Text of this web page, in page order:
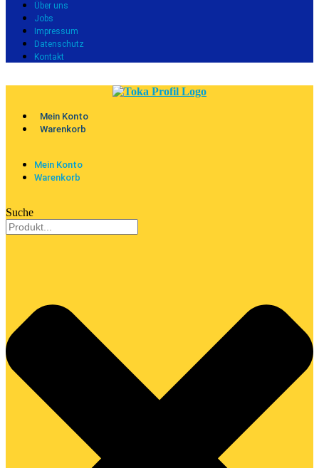
Über uns
Jobs
Impressum
Datenschutz
Kontakt
Mein Konto
Warenkorb
Mein Konto
Warenkorb
Suche